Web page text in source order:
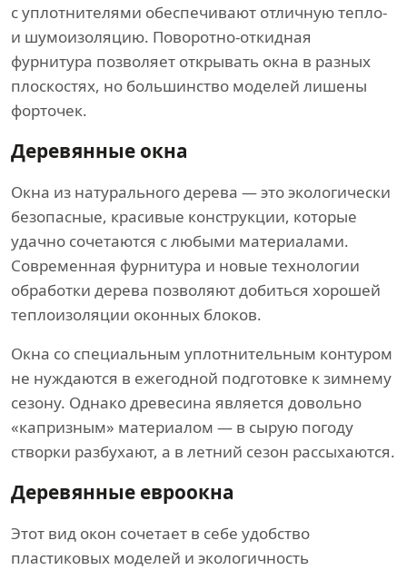
с уплотнителями обеспечивают отличную тепло-
и шумоизоляцию. Поворотно-откидная
фурнитура позволяет открывать окна в разных
плоскостях, но большинство моделей лишены
форточек.
Деревянные окна
Окна из натурального дерева — это экологически
безопасные, красивые конструкции, которые
удачно сочетаются с любыми материалами.
Современная фурнитура и новые технологии
обработки дерева позволяют добиться хорошей
теплоизоляции оконных блоков.
Окна со специальным уплотнительным контуром
не нуждаются в ежегодной подготовке к зимнему
сезону. Однако древесина является довольно
«капризным» материалом — в сырую погоду
створки разбухают, а в летний сезон рассыхаются.
Деревянные евроокна
Этот вид окон сочетает в себе удобство
пластиковых моделей и экологичность